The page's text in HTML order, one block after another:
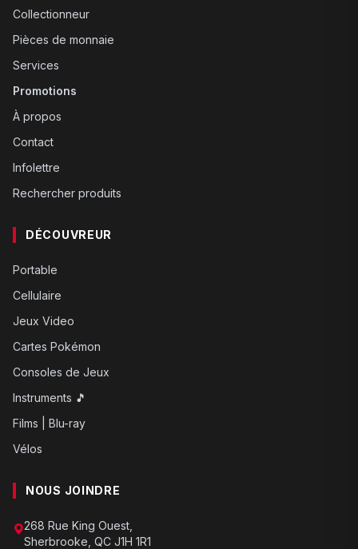
Collectionneur
Pièces de monnaie
Services
Promotions
À propos
Contact
Infolettre
Rechercher produits
DÉCOUVREUR
Portable
Cellulaire
Jeux Video
Cartes Pokémon
Consoles de Jeux
Instruments 🎵
Films | Blu-ray
Vélos
NOUS JOINDRE
268 Rue King Ouest,
Sherbrooke, QC J1H 1R1